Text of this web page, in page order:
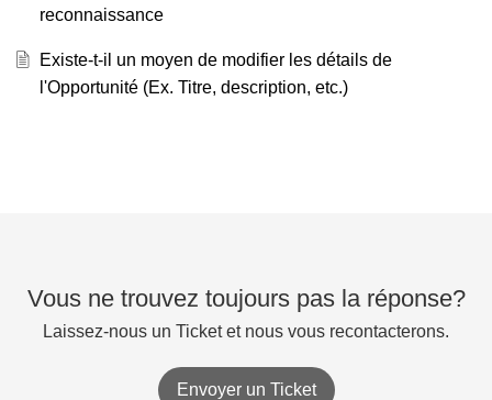
reconnaissance
Existe-t-il un moyen de modifier les détails de
l'Opportunité (Ex. Titre, description, etc.)
Vous ne trouvez toujours pas la réponse?
Laissez-nous un Ticket et nous vous recontacterons.
Envoyer un Ticket